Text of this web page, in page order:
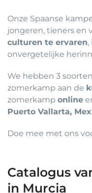
Onze Spaanse
jongeren, tieners en
culturen te ervaren,
onvergetelijke
We hebben 3
zomerkamp aan de
zomerkamp online
Puerto Vallarta,
Doe mee met ons
Catalogus
in Murcia